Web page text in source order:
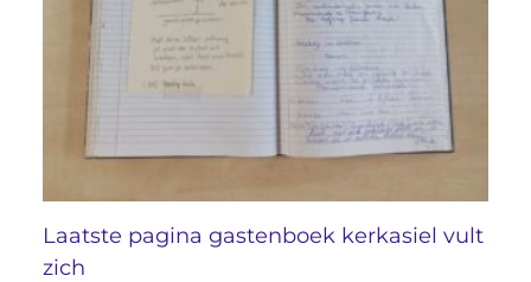
Laatste pagina gastenboek kerkasiel vult
zich